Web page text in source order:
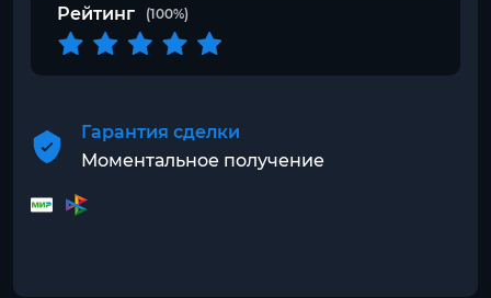
Рейтинг (100%)
Гарантия сделки
Моментальное получение